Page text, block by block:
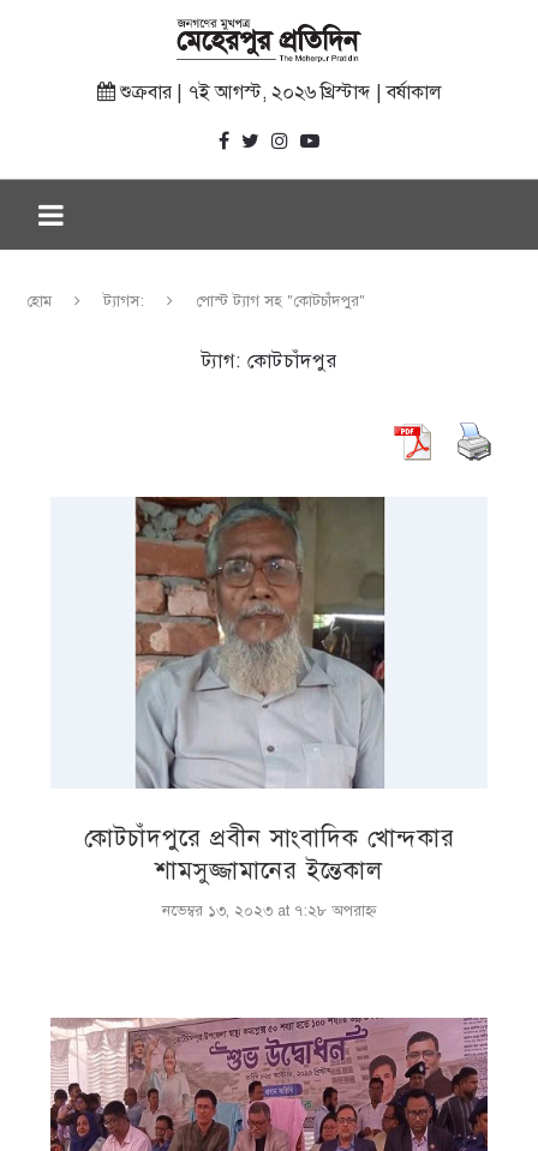
শুক্রবার | ৭ই আগস্ট, ২০২৬ খ্রিস্টাব্দ | বর্ষাকাল
হোম ট্যাগস: পোস্ট ট্যাগ সহ "কোটচাঁদপুর"
ট্যাগ: কোটচাঁদপুর
কোটচাঁদপুরে প্রবীন সাংবাদিক খোন্দকার
শামসুজ্জামানের ইন্তেকাল
নভেম্বর ১৩, ২০২৩ at ৭:২৮ অপরাহ্ণ